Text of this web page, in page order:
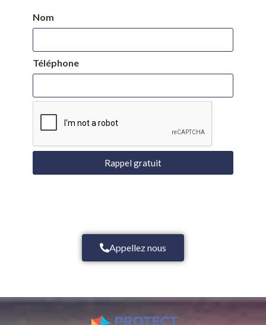
Nom
Téléphone
Rappel gratuit
Appellez nous